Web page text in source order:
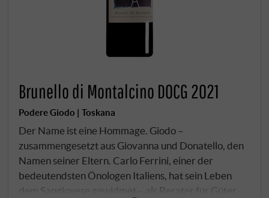
Brunello di Montalcino DOCG 2021
Podere Giodo | Toskana
Der Name ist eine Hommage. Giodo –
zusammengesetzt aus Giovanna und Donatello, den
Namen seiner Eltern. Carlo Ferrini, einer der
bedeutendsten Önologen Italiens, hat sein Leben
dem Sangiovese gewidmet – als Berater für Güter